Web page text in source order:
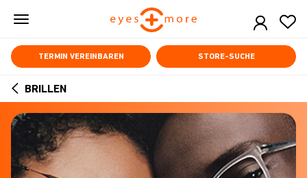
Skip
content
TERMIN VEREINBAREN STORE-SUCHE
ARROW
BACK
BRILLEN